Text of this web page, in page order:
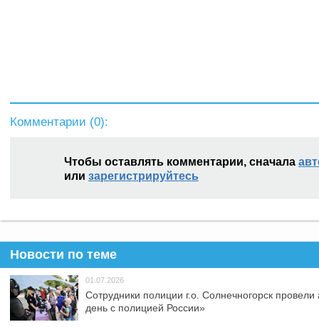
Комментарии (0):
Чтобы оставлять комментарии, сначала
или зарегистрируйтесь
Новости по теме
01.07.2026
Сотрудники полиции г.о. Солнечногорск
день с полицией России»